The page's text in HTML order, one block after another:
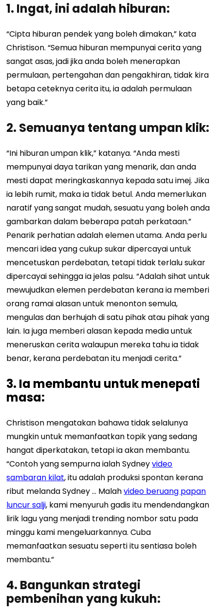
1. Ingat, ini adalah hiburan:
“Cipta hiburan pendek yang boleh dimakan,” kata
Christison. “Semua hiburan mempunyai cerita yang
sangat asas, jadi jika anda boleh menerapkan
permulaan, pertengahan dan pengakhiran, tidak kira
betapa ceteknya cerita itu, ia adalah permulaan
yang baik.”
2. Semuanya tentang umpan klik:
“Ini hiburan umpan klik,” katanya. “Anda mesti
mempunyai daya tarikan yang menarik, dan anda
mesti dapat meringkaskannya kepada satu imej. Jika
ia lebih rumit, maka ia tidak betul. Anda memerlukan
naratif yang sangat mudah, sesuatu yang boleh anda
gambarkan dalam beberapa patah perkataan.”
Penarik perhatian adalah elemen utama. Anda perlu
mencari idea yang cukup sukar dipercayai untuk
mencetuskan perdebatan, tetapi tidak terlalu sukar
dipercayai sehingga ia jelas palsu. “Adalah sihat untuk
mewujudkan elemen perdebatan kerana ia memberi
orang ramai alasan untuk menonton semula,
mengulas dan berhujah di satu pihak atau pihak yang
lain. Ia juga memberi alasan kepada media untuk
meneruskan cerita walaupun mereka tahu ia tidak
benar, kerana perdebatan itu menjadi cerita.”
3. Ia membantu untuk menepati
masa:
Christison mengatakan bahawa tidak selalunya
mungkin untuk memanfaatkan topik yang sedang
hangat diperkatakan, tetapi ia akan membantu.
“Contoh yang sempurna ialah Sydneyvideo
sambaran kilat, itu adalah produksi spontan kerana
ribut melanda Sydney … Malahvideo beruang papan
luncur salji, kami menyuruh gadis itu mendendangkan
lirik lagu yang menjadi trending nombor satu pada
minggu kami mengeluarkannya. Cuba
memanfaatkan sesuatu seperti itu sentiasa boleh
membantu.”
4. Bangunkan strategi
pembenihan yang kukuh: